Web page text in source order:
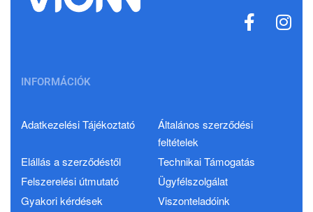
INFORMÁCIÓK
Adatkezelési Tájékoztató
Általános szerződési
feltételek
Elállás a szerződéstől
Technikai Támogatás
Felszerelési útmutató
Ügyfélszolgálat
Gyakori kérdések
Viszonteladóink